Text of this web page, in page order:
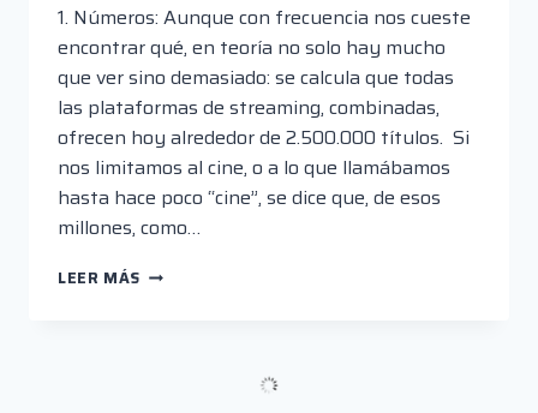
1. Números: Aunque con frecuencia nos cueste
encontrar qué, en teoría no solo hay mucho
que ver sino demasiado: se calcula que todas
las plataformas de streaming, combinadas,
ofrecen hoy alrededor de 2.500.000 títulos. Si
nos limitamos al cine, o a lo que llamábamos
hasta hace poco “cine”, se dice que, de esos
millones, como…
LEER MÁS MANUAL